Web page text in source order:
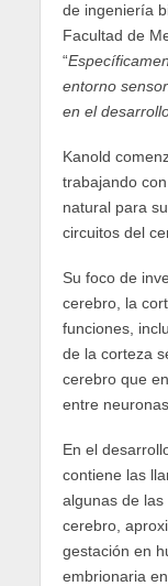
de ingeniería
Facultad de
“
entorno
en el
Kanold
trabajando
natural para
circuitos del
Su foco de
cerebro, la
funciones,
de la corteza
cerebro que
entre neuronas.
En el
contiene las
algunas de
cerebro,
gestación en
embrionaria